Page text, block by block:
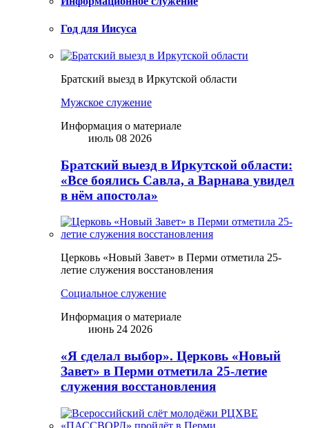
Год для Иисуса
Братский выезд в Иркутской области
Мужское служение
Информация о материале
июль 08 2026
Братский выезд в Иркутской области:
«Все боялись Савла, а Варнава увидел
в нём апостола»
Церковь «Новый Завет» в Перми отметила 25-
летие служения восстановления
Социальное служение
Информация о материале
июнь 24 2026
«Я сделал выбор». Церковь «Новый
Завет» в Перми отметила 25-летие
служения восстановления